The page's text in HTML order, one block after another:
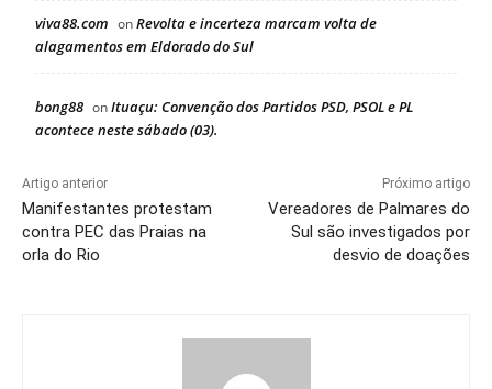
viva88.com onRevolta e incerteza marcam volta de
alagamentos em Eldorado do Sul
bong88 onItuaçu: Convenção dos Partidos PSD, PSOL e PL
acontece neste sábado (03).
Artigo anterior
Manifestantes protestam
contra PEC das Praias na
orla do Rio
Próximo artigo
Vereadores de Palmares do
Sul são investigados por
desvio de doações